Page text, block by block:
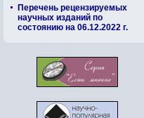
Перечень рецензируемых
научных изданий по
состоянию на 06.12.2022 г.